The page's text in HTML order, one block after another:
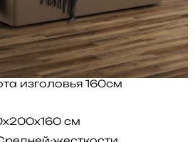
изголовья 160см
см